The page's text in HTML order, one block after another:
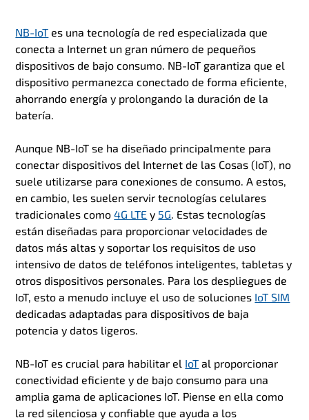
NB-IoT es una tecnología de red especializada que
conecta a Internet un gran número de pequeños
dispositivos de bajo consumo. NB-IoT garantiza que el
dispositivo permanezca conectado de forma eficiente,
ahorrando energía y prolongando la duración de la
batería.
Aunque NB-IoT se ha diseñado principalmente para
conectar dispositivos del Internet de las Cosas (IoT), no
suele utilizarse para conexiones de consumo. A estos,
en cambio, les suelen servir tecnologías celulares
tradicionales como4G LTE y 5G. Estas tecnologías
están diseñadas para proporcionar velocidades de
datos más altas y soportar los requisitos de uso
intensivo de datos de teléfonos inteligentes, tabletas y
otros dispositivos personales. Para los despliegues de
IoT, esto a menudo incluye el uso de soluciones IoT SIM
dedicadas adaptadas para dispositivos de baja
potencia y datos ligeros.
NB-IoT es crucial para habilitar el IoT al proporcionar
conectividad eficiente y de bajo consumo para una
amplia gama de aplicaciones IoT. Piense en ella como
la red silenciosa y confiable que ayuda a los